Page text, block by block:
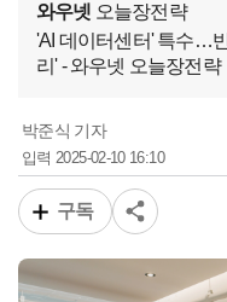
와우넷 오늘장전략
'AI 데이터센터' 특수…
리' - 와우넷 오늘장전략
박준식 기자
입력2025-02-10 16:10
구독